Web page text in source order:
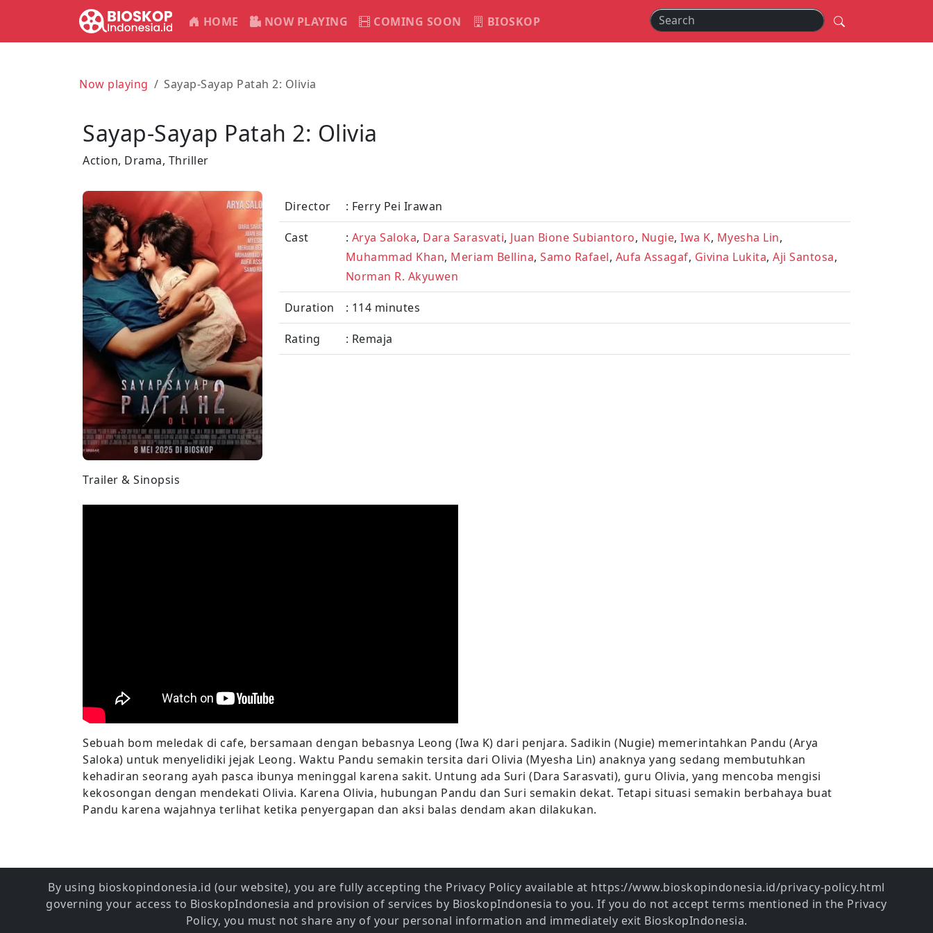
HOME NOW PLAYING COMING SOON BIOSKOP
Now playing Sayap-Sayap Patah 2: Olivia
Sayap-Sayap Patah 2: Olivia
Action, Drama, Thriller
Director : Ferry Pei Irawan
Cast : Arya Saloka, Dara Sarasvati, Juan Bione Subiantoro, Nugie, Iwa K, Myesha Lin,
Muhammad Khan, Meriam Bellina, Samo Rafael, Aufa Assagaf, Givina Lukita, Aji Santosa,
Norman R. Akyuwen
Duration : 114 minutes
Rating : Remaja
Trailer & Sinopsis
Sebuah bom meledak di cafe, bersamaan dengan bebasnya Leong (Iwa K) dari penjara. Sadikin (Nugie) memerintahkan Pandu (Arya
Saloka) untuk menyelidiki jejak Leong. Waktu Pandu semakin tersita dari Olivia (Myesha Lin) anaknya yang sedang membutuhkan
kehadiran seorang ayah pasca ibunya meninggal karena sakit. Untung ada Suri (Dara Sarasvati), guru Olivia, yang mencoba mengisi
kekosongan dengan mendekati Olivia. Karena Olivia, hubungan Pandu dan Suri semakin dekat. Tetapi situasi semakin berbahaya buat
Pandu karena wajahnya terlihat ketika penyergapan dan aksi balas dendam akan dilakukan.
By using bioskopindonesia.id (our website), you are fully accepting the Privacy Policy available at https://www.bioskopindonesia.id/privacy-policy.html
governing your access to BioskopIndonesia and provision of services by BioskopIndonesia to you. If you do not accept terms mentioned in the Privacy
Policy, you must not share any of your personal information and immediately exit BioskopIndonesia.